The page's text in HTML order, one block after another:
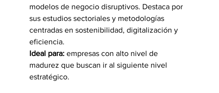
modelos de negocio disruptivos. Destaca por
sus estudios sectoriales y metodologías
centradas en sostenibilidad, digitalización y
eficiencia.
Ideal para: empresas con alto nivel de
madurez que buscan ir al siguiente nivel
estratégico.